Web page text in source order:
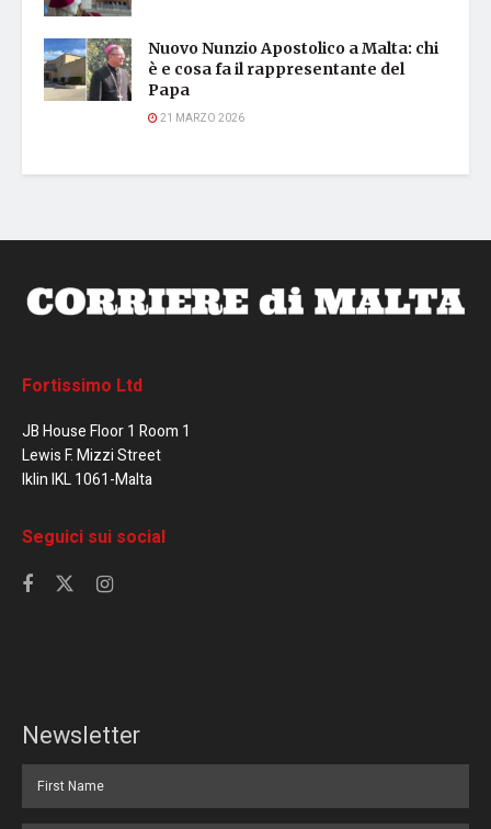
Nuovo Nunzio Apostolico a Malta: chi
è e cosa fa il rappresentante del
Papa
21 MARZO 2026
Fortissimo Ltd
JB House Floor 1 Room 1
Lewis F. Mizzi Street
Iklin IKL 1061-Malta
Seguici sui social
Newsletter